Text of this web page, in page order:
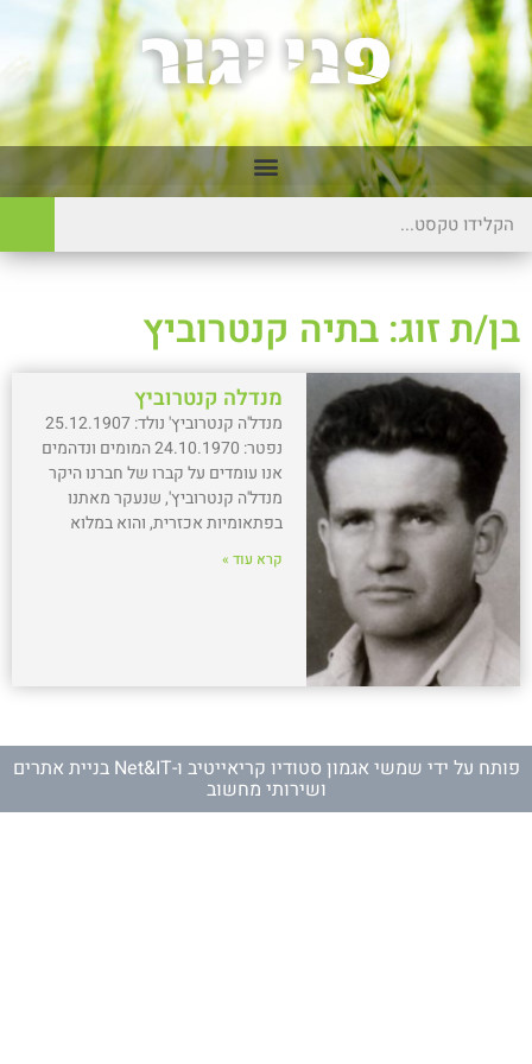
בן/ת זוג: בתיה קנטרוביץ
מנדלה קנטרוביץ
מנדל'ה קנטרוביץ' נולד: 25.12.1907
נפטר: 24.10.1970 המומים ונדהמים
אנו עומדים על קברו של חברנו היקר
מנדל'ה קנטרוביץ', שנעקר מאתנו
בפתאומיות אכזרית, והוא במלוא
קרא עוד »
פותח על ידי שמשי אגמון סטודיו קריאייטיב ו- Net&IT בניית אתרים
ושירותי מחשוב